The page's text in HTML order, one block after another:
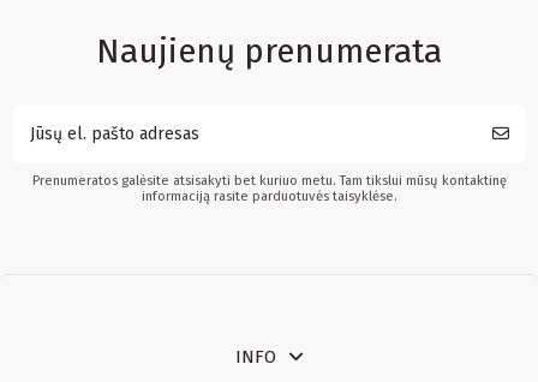
Naujienų prenumerata
Prenumeratos galėsite atsisakyti bet kuriuo metu. Tam tikslui mūsų kontaktinę
informaciją rasite parduotuvės taisyklėse.
INFO